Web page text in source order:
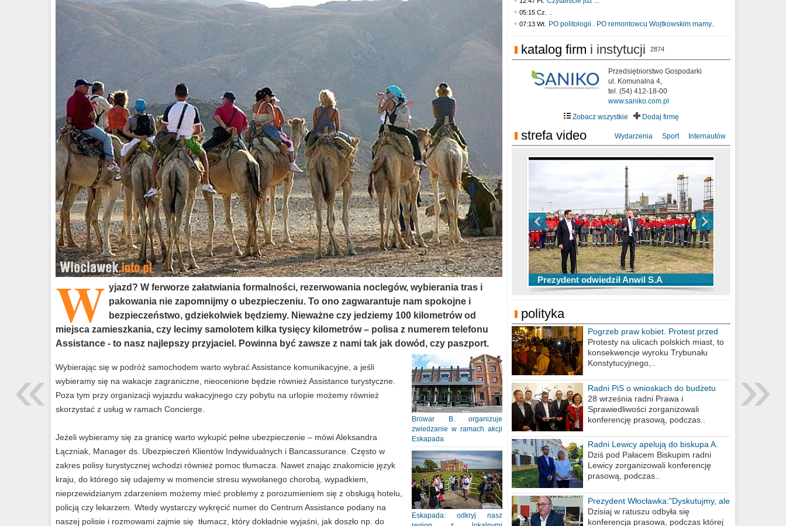
W yjazd? W ferworze załatwiania formalności, rezerwowania noclegów, wybierania tras i
pakowania nie zapomnijmy o ubezpieczeniu. To ono zagwarantuje nam spokojne i
bezpieczeństwo, gdziekolwiek będziemy. Nieważne czy jedziemy 100 kilometrów od
miejsca zamieszkania, czy lecimy samolotem kilka tysięcy kilometrów – polisa z numerem telefonu
Assistance - to nasz najlepszy przyjaciel. Powinna być zawsze z nami tak jak dowód, czy paszport.
Browar B. organizuje
zwiedzanie w ramach akcji
Eskapada
Eskapada: odkryj nasz
Wybierając się w podróż samochodem warto wybrać Assistance komunikacyjne, a jeśli
wybieramy się na wakacje zagraniczne, nieocenione będzie również Assistance turystyczne.
Poza tym przy organizacji wyjazdu wakacyjnego czy pobytu na urlopie możemy również
skorzystać z usług w ramach Concierge.
Jeżeli wybieramy się za granicę warto wykupić pełne ubezpieczenie – mówi Aleksandra
Łączniak, Manager ds. Ubezpieczeń Klientów Indywidualnych i Bancassurance. Często w
zakres polisy turystycznej wchodzi również pomoc tłumacza. Nawet znając znakomicie język
kraju, do którego się udajemy w momencie stresu wywołanego chorobą, wypadkiem,
nieprzewidzianym zdarzeniem możemy mieć problemy z porozumieniem się z obsługą hotelu,
policją czy lekarzem. Wtedy wystarczy wykręcić numer do Centrum Assistance podany na
naszej polisie i rozmowami zajmie się tłumacz, który dokładnie wyjaśni, jak doszło np. do
05:15 Cz. ..
07:13 Wt. PO politologii . PO remontowcu Wojtkowskim mamy..
katalog firm i instytucji 2874
Przedsiębiorstwo Gospodarki
ul. Komunalna 4,
tel. (54) 412-18-00
www.saniko.com.pl
Zobacz wszystkie
Dodaj firmę
strefa video Wydarzenia Sport Internautów
Prezydent odwiedził Anwil S.A
TOP 10 przechwytów Anwilu Włocławek
w EBL w sezonie 2019/2020
TOP 5 rzutów Anwilu Włocławek w BCL
w sezonie 2019/2020
Ni To Ponk - W oczach mamy strach
sixf33t .Last Year DRONE FOOTAGE
Włocławek
XXIII Sesja Rady Miasta Włocławek VIII
kadencji w dniu 09.06.2020 r.
polityka
Pogrzeb praw kobiet. Protest przed
biurem poselskim PiS
Protesty na ulicach polskich miast, to
konsekwencje wyroku Trybunału
Konstytucyjnego,..
Radni PiS o wnioskach do budżetu
miasta na 2021 rok
28 września radni Prawa i
Sprawiedliwości zorganizowali
konferencję prasową, podczas..
Radni Lewicy apelują do biskupa A.
Wiesława Meringa
Dziś pod Pałacem Biskupim radni
Lewicy zorganizowali konferencję
prasową, podczas..
Prezydent Włocławka:"Dyskutujmy, ale
nie obrażajmy się”
Dzisiaj w ratuszu odbyła się
konferencja prasowa, podczas której
»
«